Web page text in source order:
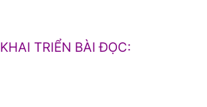
KHAI TRIỂN BÀI ĐỌC: